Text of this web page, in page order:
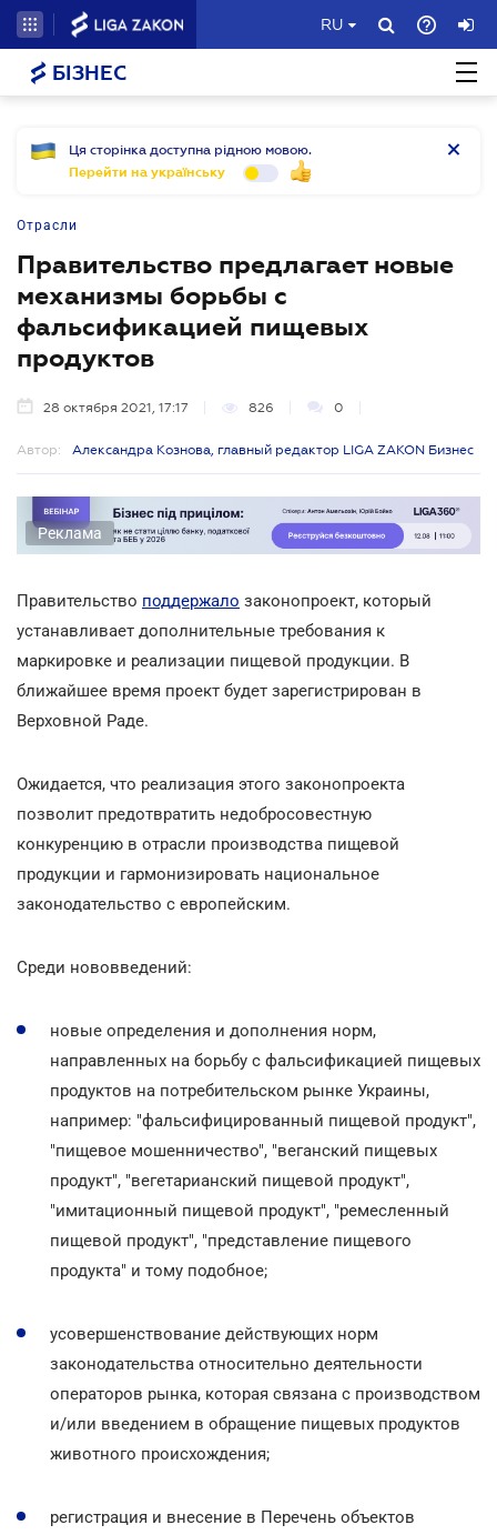
RU
БІЗНЕС
Ця сторінка доступна рідною мовою.
Перейти на українську
Отрасли
Правительство предлагает новые
механизмы борьбы с
фальсификацией пищевых
продуктов
28 октября 2021, 17:17 826 0
Автор: Александра Кознова, главный редактор LIGA ZAKON Бизнес
Реклама
Правительство поддержало законопроект, который
устанавливает дополнительные требования к
маркировке и реализации пищевой продукции. В
ближайшее время проект будет зарегистрирован в
Верховной Раде.
Ожидается, что реализация этого законопроекта
позволит предотвратить недобросовестную
конкуренцию в отрасли производства пищевой
продукции и гармонизировать национальное
законодательство с европейским.
Среди нововведений:
новые определения и дополнения норм,
направленных на борьбу с фальсификацией пищевых
продуктов на потребительском рынке Украины,
например: "фальсифицированный пищевой продукт",
"пищевое мошенничество", "веганский пищевых
продукт", "вегетарианский пищевой продукт",
"имитационный пищевой продукт", "ремесленный
пищевой продукт", "представление пищевого
продукта" и тому подобное;
усовершенствование действующих норм
законодательства относительно деятельности
операторов рынка, которая связана с производством
и/или введением в обращение пищевых продуктов
животного происхождения;
регистрация и внесение в Перечень объектов